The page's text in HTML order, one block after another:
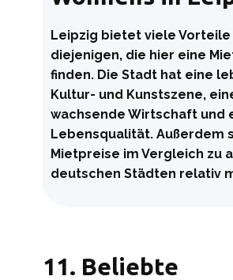
Leipzig bietet viele Vorteile
diejenigen, die hier eine
finden. Die Stadt hat eine
Kultur- und Kunstszene,
wachsende Wirtschaft und
Lebensqualität. Außerdem
Mietpreise im Vergleich zu
deutschen Städten relativ
11. Beliebte